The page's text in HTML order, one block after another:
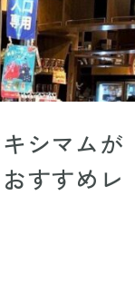
シマムが
すすめレ